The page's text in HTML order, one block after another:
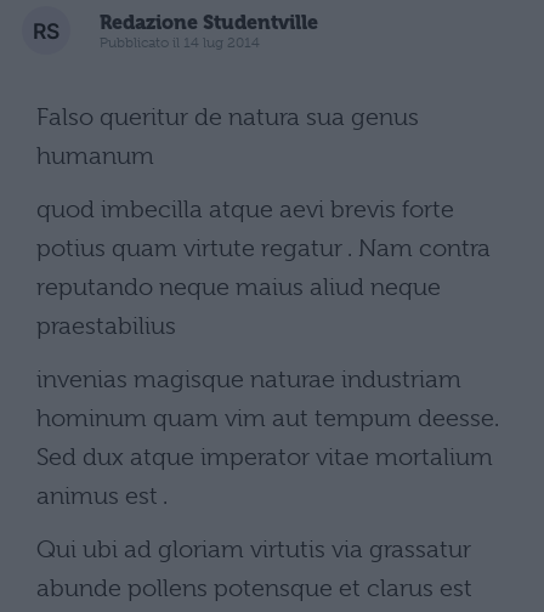
Redazione Studentville
Pubblicato il 14 lug 2014
Falso queritur de natura sua genus
humanum
quod imbecilla atque aevi brevis forte
potius quam virtute regatur . Nam contra
reputando neque maius aliud neque
praestabilius
invenias magisque naturae industriam
hominum quam vim aut tempum deesse.
Sed dux atque imperator vitae mortalium
animus est .
Qui ubi ad gloriam virtutis via grassatur
abunde pollens potensque et clarus est